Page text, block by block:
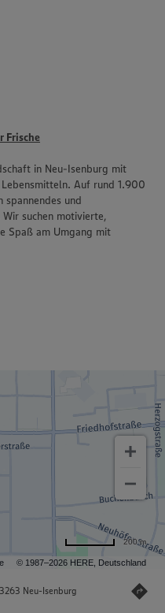
Frische
in Neu-Isenburg mit
Auf rund 1.900
und
suchen motivierte,
Spaß am Umgang mit
© 1987–2026 HERE, Deutschland
200 m
Neu-Isenburg